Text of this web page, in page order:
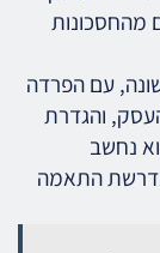
מהחסכונות
עם הפרדה
והגדרת
נחשב
התאמה